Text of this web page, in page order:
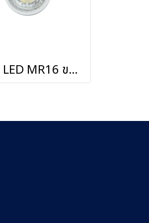
หลอด LED MR16 ขนาด 5W และ7W รุ่น DAISY II